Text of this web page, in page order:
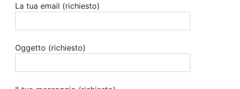
La tua email (richiesto)
Oggetto (richiesto)